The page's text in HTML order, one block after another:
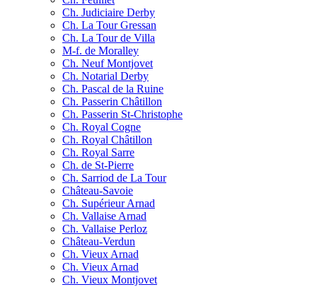
Ch. Judiciaire Derby
Ch. La Tour Gressan
Ch. La Tour de Villa
M-f. de Moralley
Ch. Neuf Montjovet
Ch. Notarial Derby
Ch. Pascal de la Ruine
Ch. Passerin Châtillon
Ch. Passerin St-Christophe
Ch. Royal Cogne
Ch. Royal Châtillon
Ch. Royal Sarre
Ch. de St-Pierre
Ch. Sarriod de La Tour
Château-Savoie
Ch. Supérieur Arnad
Ch. Vallaise Arnad
Ch. Vallaise Perloz
Château-Verdun
Ch. Vieux Arnad
Ch. Vieux Arnad
Ch. Vieux Montjovet